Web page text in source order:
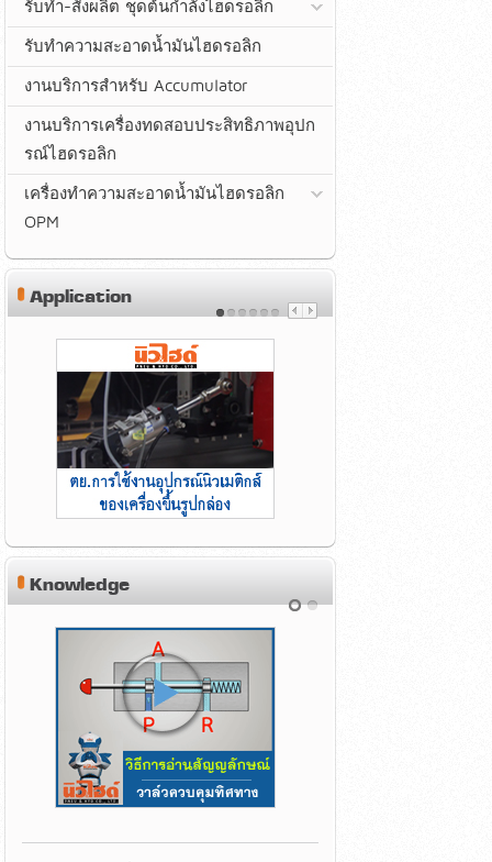
รับทำ-สั่งผลิต ชุดต้นกำลังไฮดรอลิก
รับทำความสะอาดน้ำมันไฮดรอลิก
งานบริการสำหรับ Accumulator
งานบริการเครื่องทดสอบประสิทธิภาพอุปก
รณ์ไฮดรอลิก
เครื่องทำความสะอาดน้ำมันไฮดรอลิก
OPM
Application
Knowledge